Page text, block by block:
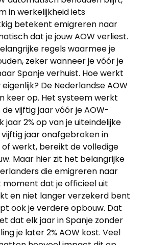
in werkelijkheid iets
betekent emigreren naar
dat je jouw AOW verliest.
regels waarmee je
zeker wanneer je vóór je
Spanje verhuist. Hoe werkt
De Nederlandse AOW
keer op. Het systeem werkt
vijftig jaar vóór je AOW-
jaar 2% op van je uiteindelijke
vijftig jaar onafgebroken in
werkt, bereikt de volledige
Maar hier zit het belangrijke
die emigreren naar
moment dat je officieel uit
en niet langer verzekerd bent
ook je verdere opbouw. Dat
dat elk jaar in Spanje zonder
je later 2% AOW kost. Veel